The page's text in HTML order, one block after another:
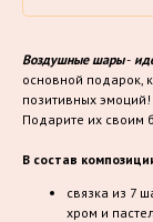
Воздушные шары-
основной подарок,
позитивных
Подарите их своим
В состав
связка из 7
хром и